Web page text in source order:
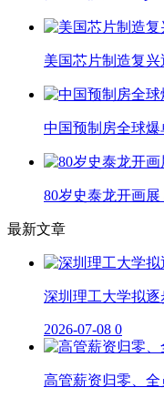
美国芯片制造复
中国预制房全球
80岁史泰龙开画
最新文章
深圳理工大学拟
2026-07-08 0
高管薪资归零、